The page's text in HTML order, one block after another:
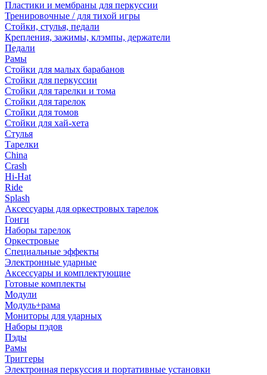
Пластики и мембраны для перкуссии
Тренировочные / для тихой игры
Стойки, стулья, педали
Крепления, зажимы, клэмпы, держатели
Педали
Рамы
Стойки для малых барабанов
Стойки для перкуссии
Стойки для тарелки и тома
Стойки для тарелок
Стойки для томов
Стойки для хай-хета
Стулья
Тарелки
China
Crash
Hi-Hat
Ride
Splash
Аксессуары для оркестровых тарелок
Гонги
Наборы тарелок
Оркестровые
Специальные эффекты
Электронные ударные
Аксессуары и комплектующие
Готовые комплекты
Модули
Модуль+рама
Мониторы для ударных
Наборы пэдов
Пэды
Рамы
Триггеры
Электронная перкуссия и портативные установки